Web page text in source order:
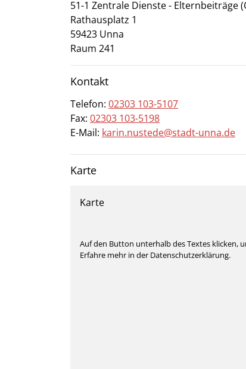
FAQ
Anmelden
51-1 Zentrale Dienste - Elternbeiträge
Rathausplatz 1
59423 Unna
Raum 241
Kontakt
Telefon: 02303 103-5107
Fax: 02303 103-5198
E-Mail: karin.nustede@stadt-unna.de
Karte
Karte
Auf den Button unterhalb des Textes klicken,
Erfahre mehr in der Datenschutzerklärung.